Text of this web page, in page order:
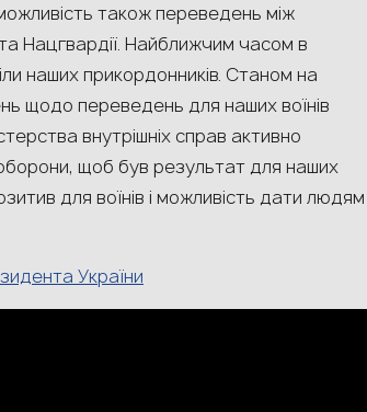
також переведень між
Нацгвардії. Найближчим часом в
наших прикордонників. Станом на
щодо переведень для наших воїнів
внутрішніх справ активно
щоб був результат для наших
для воїнів і можливість дати людям
України